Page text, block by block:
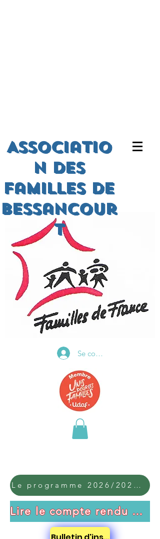
Associatio
n des
familles de
bessancour
t
Se connecter
Le programme 2026/2027 est disponible cliquez ici
Lire le compte rendu de l'assemblée 2026